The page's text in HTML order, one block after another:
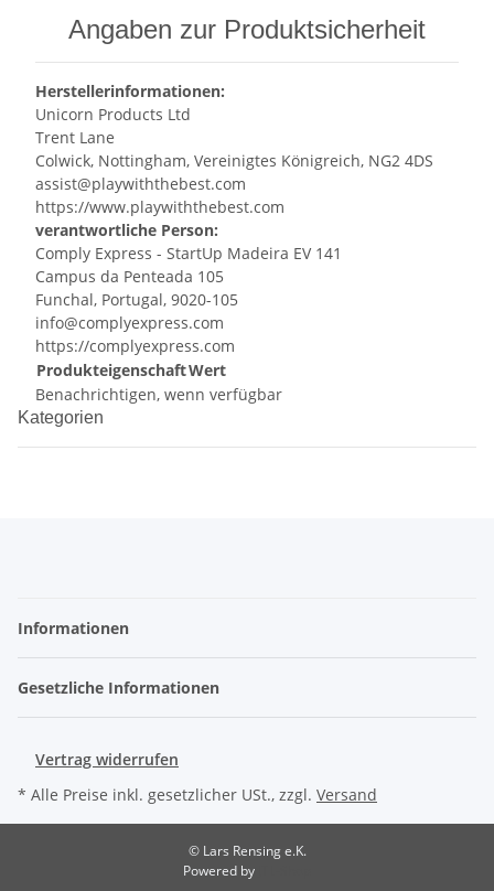
Angaben zur Produktsicherheit
Herstellerinformationen:
Unicorn Products Ltd
Trent Lane
Colwick, Nottingham, Vereinigtes Königreich, NG2 4DS
assist@playwiththebest.com
https://www.playwiththebest.com
verantwortliche Person:
Comply Express - StartUp Madeira EV 141
Campus da Penteada 105
Funchal, Portugal, 9020-105
info@complyexpress.com
https://complyexpress.com
ProdukteigenschaftWert
Benachrichtigen, wenn verfügbar
Kategorien
Informationen
Gesetzliche Informationen
Vertrag widerrufen
* Alle Preise inkl. gesetzlicher USt., zzgl. Versand
© Lars Rensing e.K.
Powered by